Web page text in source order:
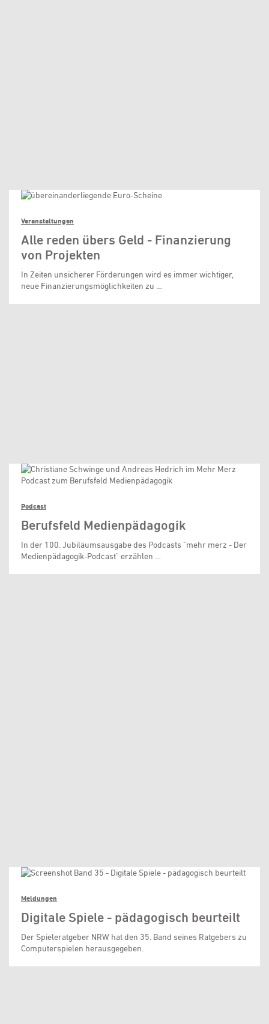
Veranstaltungen
Alle reden übers Geld - Finanzierung
von Projekten
In Zeiten unsicherer Förderungen wird es immer wichtiger,
neue Finanzierungsmöglichkeiten zu …
Podcast
Berufsfeld Medienpädagogik
In der 100. Jubiläumsausgabe des Podcasts "mehr merz - Der
Medienpädagogik-Podcast" erzählen …
Meldungen
Digitale Spiele - pädagogisch beurteilt
Der Spieleratgeber NRW hat den 35. Band seines Ratgebers zu
Computerspielen herausgegeben.